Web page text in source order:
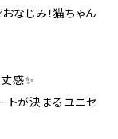
なじみ！猫ちゃん
感✨
トが決まるユニセ